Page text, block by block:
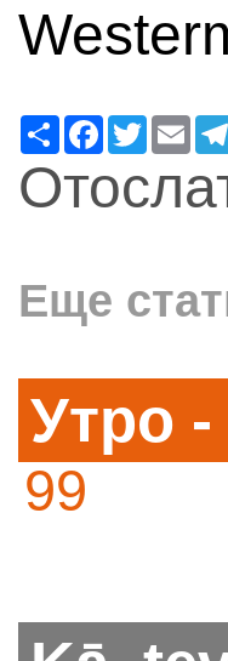
Ресурс
Еще
Утро
99